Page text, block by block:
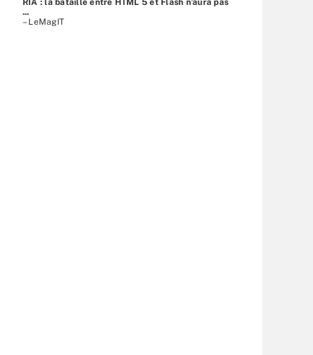
RIA : la bataille entre HTML 5 et Flash n’aura pas
...
– LeMagIT